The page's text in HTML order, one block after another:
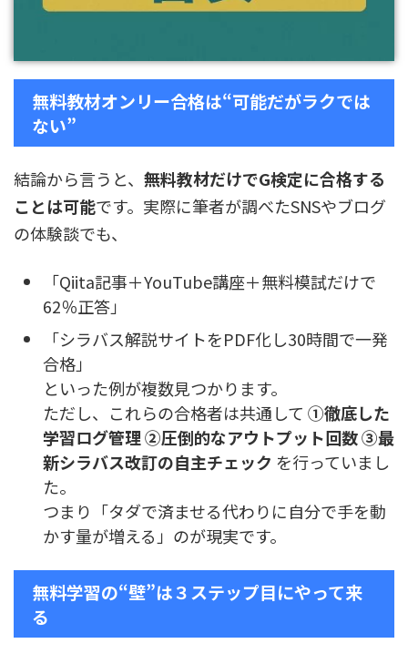
無料教材オンリー合格は“可能だがラクでは
ない”
結論から言うと、 無料教材だけでG検定に合格する
ことは可能です。実際に筆者が調べたSNSやブログ
の体験談でも、
「Qiita記事＋YouTube講座＋無料模試だけで
62％正答」
「シラバス解説サイトをPDF化し30時間で一発
合格」
といった例が複数見つかります。
ただし、これらの合格者は共通して ①徹底した
学習ログ管理 ②圧倒的なアウトプット回数 ③最
新シラバス改訂の自主チェック を行っていまし
た。
つまり「タダで済ませる代わりに自分で手を動
かす量が増える」のが現実です。
無料学習の“壁”は３ステップ目にやって来
る